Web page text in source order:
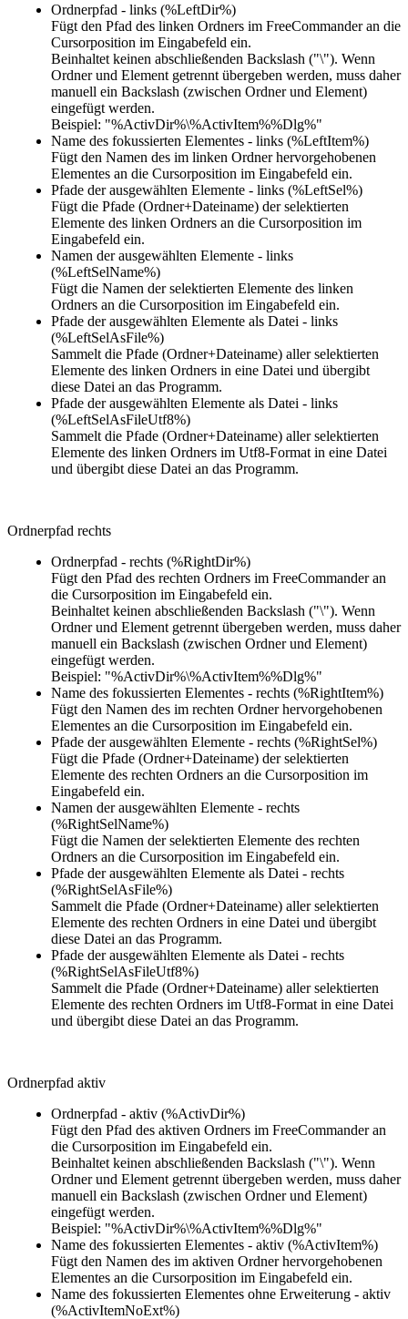
Ordnerpfad - links (%LeftDir%)
Fügt den Pfad des linken Ordners im FreeCommander an die
Cursorposition im Eingabefeld ein.
Beinhaltet keinen abschließenden Backslash ("\"). Wenn
Ordner und Element getrennt übergeben werden, muss daher
manuell ein Backslash (zwischen Ordner und Element)
eingefügt werden.
Beispiel: "%ActivDir%\%ActivItem%%Dlg%"
Name des fokussierten Elementes - links (%LeftItem%)
Fügt den Namen des im linken Ordner hervorgehobenen
Elementes an die Cursorposition im Eingabefeld ein.
Pfade der ausgewählten Elemente - links (%LeftSel%)
Fügt die Pfade (Ordner+Dateiname) der selektierten
Elemente des linken Ordners an die Cursorposition im
Eingabefeld ein.
Namen der ausgewählten Elemente - links
(%LeftSelName%)
Fügt die Namen der selektierten Elemente des linken
Ordners an die Cursorposition im Eingabefeld ein.
Pfade der ausgewählten Elemente als Datei - links
(%LeftSelAsFile%)
Sammelt die Pfade (Ordner+Dateiname) aller selektierten
Elemente des linken Ordners in eine Datei und übergibt
diese Datei an das Programm.
Pfade der ausgewählten Elemente als Datei - links
(%LeftSelAsFileUtf8%)
Sammelt die Pfade (Ordner+Dateiname) aller selektierten
Elemente des linken Ordners im Utf8-Format in eine Datei
und übergibt diese Datei an das Programm.
Ordnerpfad rechts
Ordnerpfad - rechts (%RightDir%)
Fügt den Pfad des rechten Ordners im FreeCommander an
die Cursorposition im Eingabefeld ein.
Beinhaltet keinen abschließenden Backslash ("\"). Wenn
Ordner und Element getrennt übergeben werden, muss daher
manuell ein Backslash (zwischen Ordner und Element)
eingefügt werden.
Beispiel: "%ActivDir%\%ActivItem%%Dlg%"
Name des fokussierten Elementes - rechts (%RightItem%)
Fügt den Namen des im rechten Ordner hervorgehobenen
Elementes an die Cursorposition im Eingabefeld ein.
Pfade der ausgewählten Elemente - rechts (%RightSel%)
Fügt die Pfade (Ordner+Dateiname) der selektierten
Elemente des rechten Ordners an die Cursorposition im
Eingabefeld ein.
Namen der ausgewählten Elemente - rechts
(%RightSelName%)
Fügt die Namen der selektierten Elemente des rechten
Ordners an die Cursorposition im Eingabefeld ein.
Pfade der ausgewählten Elemente als Datei - rechts
(%RightSelAsFile%)
Sammelt die Pfade (Ordner+Dateiname) aller selektierten
Elemente des rechten Ordners in eine Datei und übergibt
diese Datei an das Programm.
Pfade der ausgewählten Elemente als Datei - rechts
(%RightSelAsFileUtf8%)
Sammelt die Pfade (Ordner+Dateiname) aller selektierten
Elemente des rechten Ordners im Utf8-Format in eine Datei
und übergibt diese Datei an das Programm.
Ordnerpfad aktiv
Ordnerpfad - aktiv (%ActivDir%)
Fügt den Pfad des aktiven Ordners im FreeCommander an
die Cursorposition im Eingabefeld ein.
Beinhaltet keinen abschließenden Backslash ("\"). Wenn
Ordner und Element getrennt übergeben werden, muss daher
manuell ein Backslash (zwischen Ordner und Element)
eingefügt werden.
Beispiel: "%ActivDir%\%ActivItem%%Dlg%"
Name des fokussierten Elementes - aktiv (%ActivItem%)
Fügt den Namen des im aktiven Ordner hervorgehobenen
Elementes an die Cursorposition im Eingabefeld ein.
Name des fokussierten Elementes ohne Erweiterung - aktiv
(%ActivItemNoExt%)